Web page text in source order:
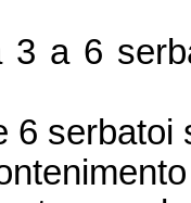
3 a6
6 serbatoi